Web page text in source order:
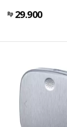
Rp 29.900